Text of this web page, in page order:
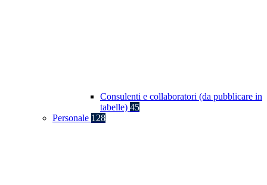
Consulenti e collaboratori (da pubblicare in
tabelle) 45
Personale 128